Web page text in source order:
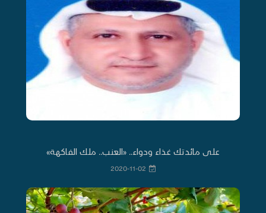
على مائدتك غذاء ودواء.. «العنب.. ملك الفاكهة»
2020-11-02